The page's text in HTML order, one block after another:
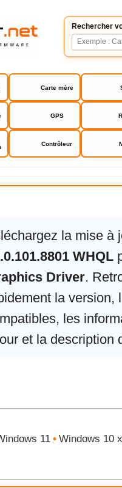
Rechercher
Carte mère
GPS
Contrôleur
Driver
la mise à
WHQL
Driver.
la version,
les
et la description
11 • Windows 10